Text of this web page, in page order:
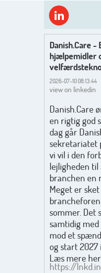
Danish.Care
hjælpemidler
2026-07-10 08:13:44
view on linkedin
Danish.Care
en rigtig god
dag går
sekretariatet
vi vil i den
lejligheden til
branchen en
Meget er
sommer. Det
samtidig
mod et
og start 2027
Læs mere
https://